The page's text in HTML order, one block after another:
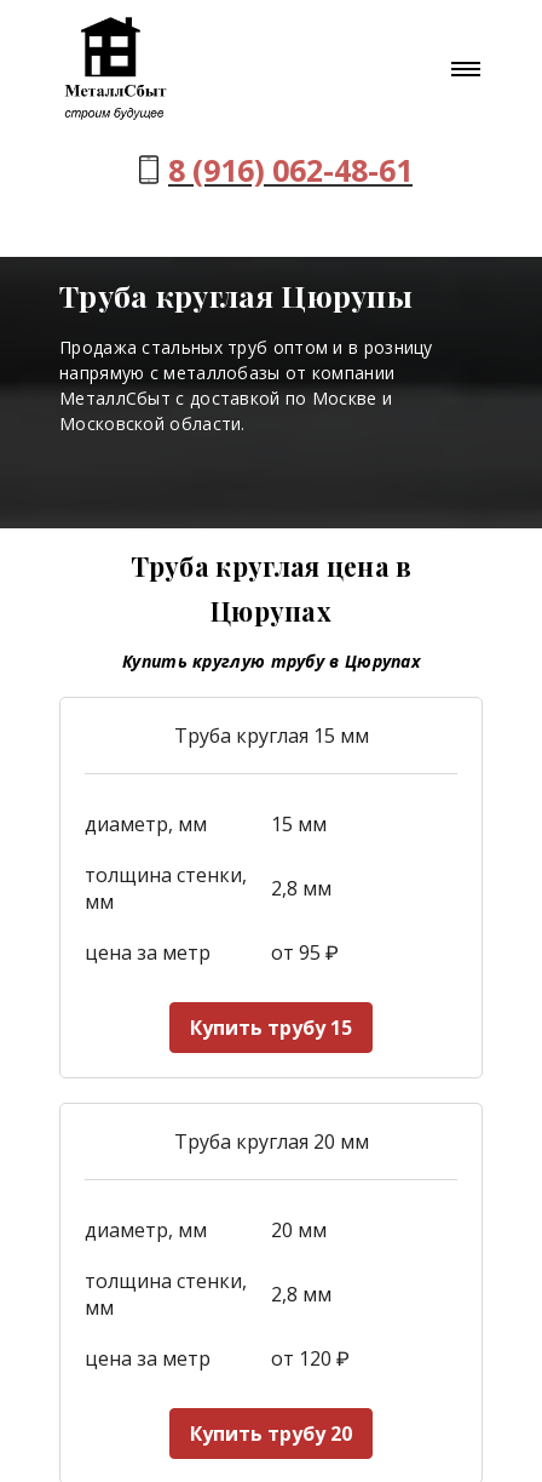
8 (916) 062-48-61
Труба круглая Цюрупы
Продажа стальных труб оптом и в розницу
напрямую с металлобазы от компании
МеталлСбыт с доставкой по Москве и
Московской области.
Труба круглая цена в
Цюрупах
Купить круглую трубу в Цюрупах
Труба круглая 15 мм
диаметр, мм
15 мм
толщина стенки,
мм
2,8 мм
цена за метр от 95 ₽
Купить трубу 15
Труба круглая 20 мм
диаметр, мм
20 мм
толщина стенки,
мм
2,8 мм
цена за метр от 120 ₽
Купить трубу 20